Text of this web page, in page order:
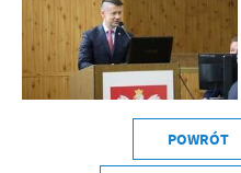
POWRÓT